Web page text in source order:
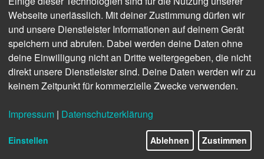
Finden Sie freie Termine für das Seminar
Sprinklerwärter
Befähigte Person zur Überprüfung von
(680,00 € zzgl. USt.)
Webseite unerlässlich. Mit deiner Zustimmung dürfen wir
und unsere Dienstleister Informationen auf deinem Gerät
speichern und abrufen. Dabei werden deine Daten ohne
deine Einwilligung nicht an Dritte weitergegeben, die nicht
direkt unsere Dienstleister sind. Deine Daten werden wir zu
keinem Zeitpunkt für kommerzielle Zwecke verwenden.
Impressum | Datenschutzerklärung
Einstellen Ablehnen Zustimmen